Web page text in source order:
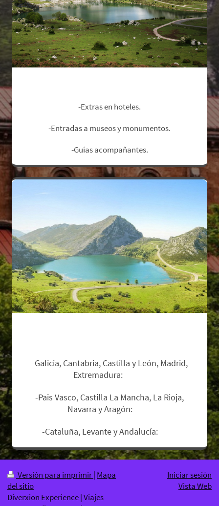
-Extras en hoteles.
-Entradas a museos y monumentos.
-Guías acompañantes.
-Galicia, Cantabria, Castilla y León, Madrid,
Extremadura:
-Pais Vasco, Castilla La Mancha, La Rioja,
Navarra y Aragón:
-Cataluña, Levante y Andalucía:
Versión para imprimir| Mapa
del sitio
Diverxion Experience | Viajes
Iniciar sesión
Vista Web